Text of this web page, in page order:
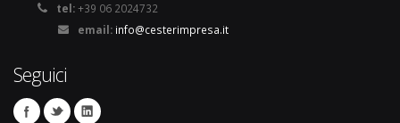
tel:+39 06 2024732
email: info@cesterimpresa.it
Seguici